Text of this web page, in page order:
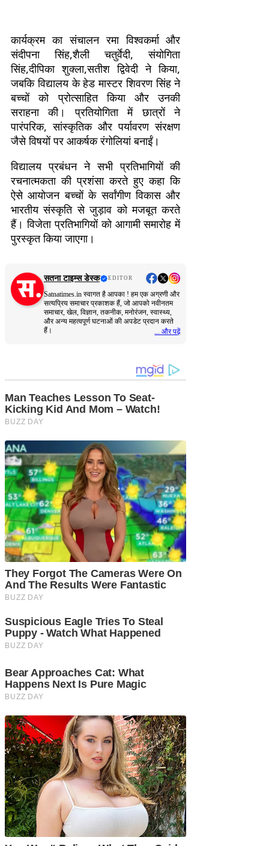
कार्यक्रम का संचालन रमा विश्वकर्मा और
संदीपना सिंह,शैली चतुर्वेदी, संयोगिता
सिंह,दीपिका शुक्ला,सतीश द्विवेदी ने किया,
जबकि विद्यालय के हेड मास्टर शिवरण सिंह ने
बच्चों को प्रोत्साहित किया और उनकी
सराहना की। प्रतियोगिता में छात्रों ने
पारंपरिक, सांस्कृतिक और पर्यावरण संरक्षण
जैसे विषयों पर आकर्षक रंगोलियां बनाईं।
विद्यालय प्रबंधन ने सभी प्रतिभागियों की
रचनात्मकता की प्रशंसा करते हुए कहा कि
ऐसे आयोजन बच्चों के सर्वांगीण विकास और
भारतीय संस्कृति से जुड़ाव को मजबूत करते
हैं। विजेता प्रतिभागियों को आगामी समारोह में
पुरस्कृत किया जाएगा।
सतना टाइम्स डेस्क EDITOR
Satnatimes.in स्वागत है आपका ! हम एक अग्रणी और
सत्यप्रिय समाचार प्रकाशक हैं, जो आपको नवीनतम
समाचार, खेल, विज्ञान, तकनीक, मनोरंजन, स्वास्थ्य,
और अन्य महत्वपूर्ण घटनाओं की अपडेट प्रदान करते
हैं।
... और पढ़ें